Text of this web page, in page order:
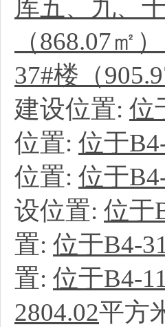
库五、九、
（868.07㎡
37#楼（
建设位置: 位
位置: 位于
位置: 位于
设位置: 位于
置: 位于B4-
置: 位于B4-
2804.02平方